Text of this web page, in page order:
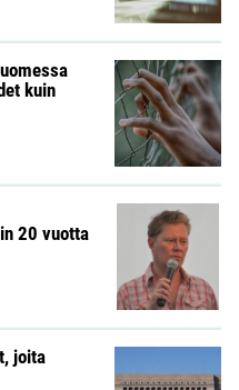
kuin
20 vuotta
joita